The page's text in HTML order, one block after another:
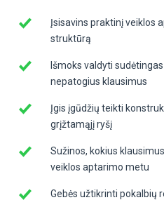
Įsisavins praktinį veiklos
struktūrą
Išmoks valdyti
nepatogius klausimus
Įgis įgūdžių teikti
grįžtamąjį ryšį
Sužinos, kokius
veiklos aptarimo metu
Gebės užtikrinti pokalbių